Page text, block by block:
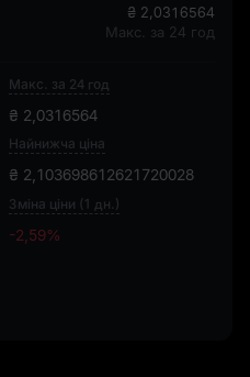
₴ 2,0316564
Макс. за 24 год
Макс. за 24 год
₴ 2,0316564
Найнижча ціна
₴ 2,103698612621720028
Зміна ціни (1 дн.)
-2,59%